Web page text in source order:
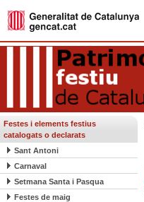
Festes i elements festius
catalogats o declarats
Sant Antoni
Carnaval
Setmana Santa i Pasqua
Festes de maig